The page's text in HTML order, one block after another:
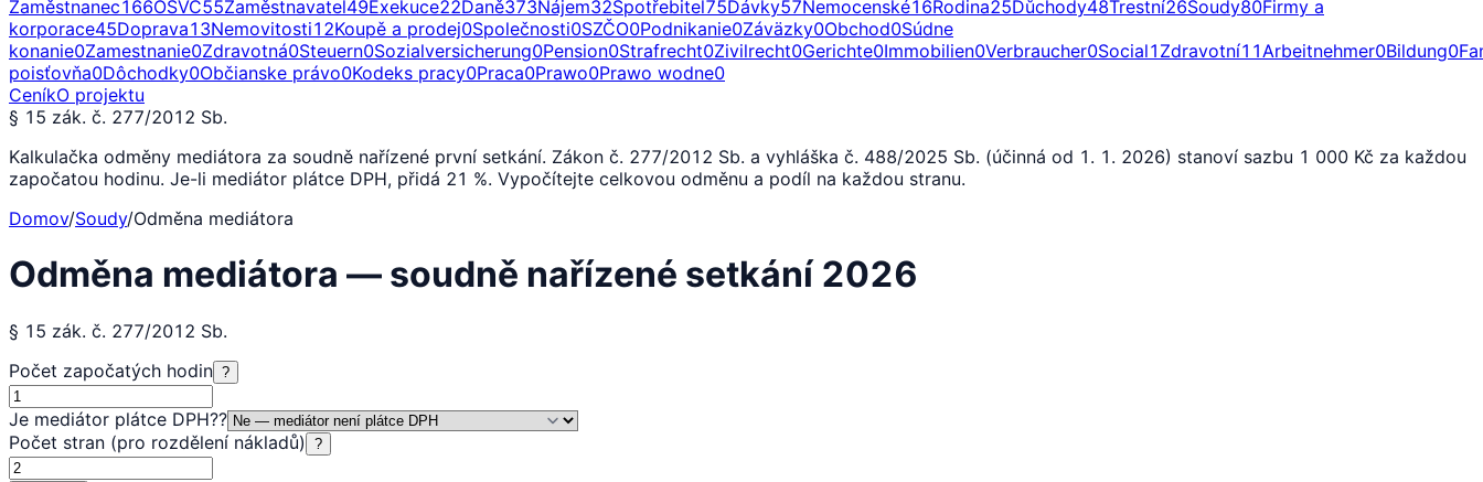
Zaměstnanec166OSVČ55Zaměstnavatel49Exekuce22Daně373Nájem32Spotřebitel75Dávky57Nemocenské16Rodina25Důchody48Trestní26Soudy80Firmy a
korporace45Doprava13Nemovitosti12Koupě a prodej0Společnosti0SZČO0Podnikanie0Záväzky0Obchod0Súdne
konanie0Zamestnanie0Zdravotná0Steuern0Sozialversicherung0Pension0Strafrecht0Zivilrecht0Gerichte0Immobilien0Verbraucher0Social1 Zdravotní11Arbeitnehmer0Bildung0
poisťovňa0Dôchodky0Občianske právo0Kodeks pracy0Praca0Prawo0Prawo wodne0
CeníkO projektu
§ 15 zák. č. 277/2012 Sb.
Kalkulačka odměny mediátora za soudně nařízené první setkání. Zákon č. 277/2012 Sb. a vyhláška č. 488/2025 Sb. (účinná od 1. 1. 2026) stanoví sazbu 1 000 Kč za každou
započatou hodinu. Je-li mediátor plátce DPH, přidá 21 %. Vypočítejte celkovou odměnu a podíl na každou stranu.
Domov/Soudy/Odměna mediátora
Odměna mediátora — soudně nařízené setkání 2026
§ 15 zák. č. 277/2012 Sb.
Počet započatých hodin ?
Je mediátor plátce DPH??
Počet stran (pro rozdělení nákladů)
?